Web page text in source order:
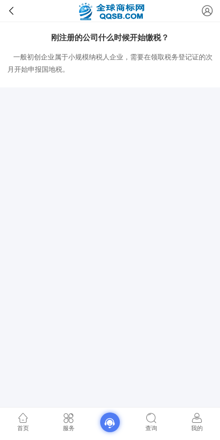
刚注册的公司什么时候开始缴税？
一般初创企业属于小规模纳税人企业，需要在领取税务登记证的次
月开始申报国地税。
首页 服务 查询 我的